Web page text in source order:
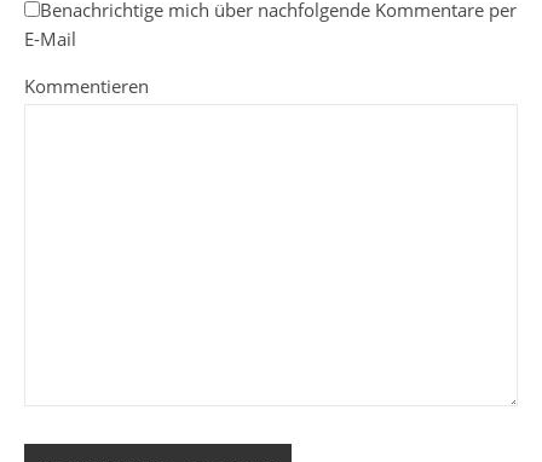
Benachrichtige mich über nachfolgende Kommentare per
E-Mail
Kommentieren